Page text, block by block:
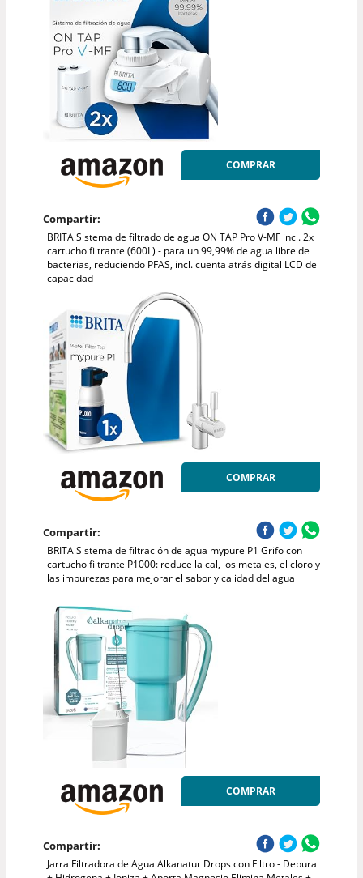
COMPRAR
Compartir:
BRITA Sistema de filtrado de agua ON TAP Pro V-MF incl. 2x
cartucho filtrante (600L) - para un 99,99% de agua libre de
bacterias, reduciendo PFAS, incl. cuenta atrás digital LCD de
capacidad
COMPRAR
Compartir:
BRITA Sistema de filtración de agua mypure P1 Grifo con
cartucho filtrante P1000: reduce la cal, los metales, el cloro y
las impurezas para mejorar el sabor y calidad del agua
COMPRAR
Compartir:
Jarra Filtradora de Agua Alkanatur Drops con Filtro - Depura